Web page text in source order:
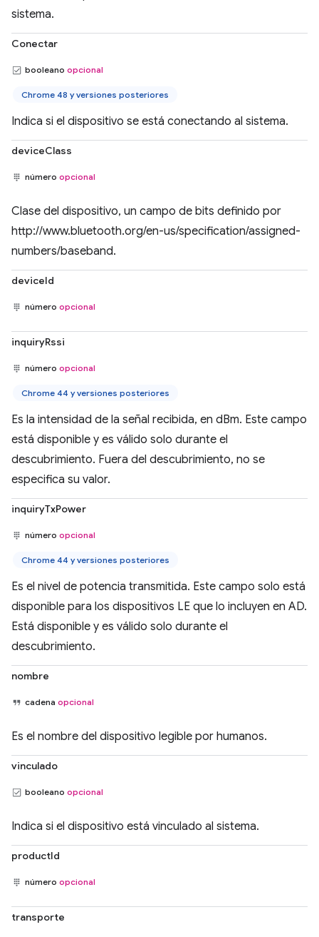
sistema.
Conectar
booleano opcional
Chrome 48 y versiones posteriores
Indica si el dispositivo se está conectando al sistema.
deviceClass
número opcional
Clase del dispositivo, un campo de bits definido por
http://www.bluetooth.org/en-us/specification/assigned-
numbers/baseband.
deviceId
número opcional
inquiryRssi
número opcional
Chrome 44 y versiones posteriores
Es la intensidad de la señal recibida, en dBm. Este campo
está disponible y es válido solo durante el
descubrimiento. Fuera del descubrimiento, no se
especifica su valor.
inquiryTxPower
número opcional
Chrome 44 y versiones posteriores
Es el nivel de potencia transmitida. Este campo solo está
disponible para los dispositivos LE que lo incluyen en AD.
Está disponible y es válido solo durante el
descubrimiento.
nombre
cadena opcional
Es el nombre del dispositivo legible por humanos.
vinculado
booleano opcional
Indica si el dispositivo está vinculado al sistema.
productId
número opcional
transporte